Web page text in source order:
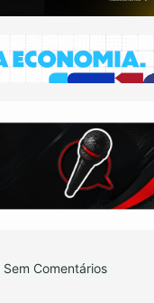
Sem Comentários